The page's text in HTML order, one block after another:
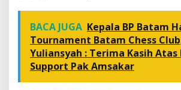
BACA JUGA Kepala BP Batam
Tournament Batam Chess
Yuliansyah : Terima Kasih Atas
Support Pak Amsakar